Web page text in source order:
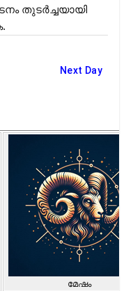
തുടർച്ചയായി
Next Day
മേഷം